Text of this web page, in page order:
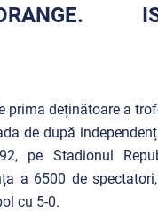
prima deținătoare a
de după
pe Stadionul
a 6500 de
cu 5-0.